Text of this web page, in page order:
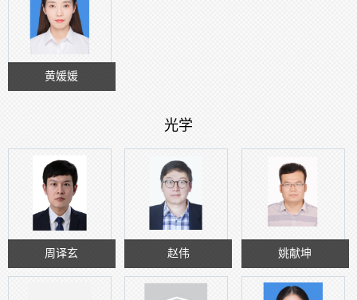
黄媛媛
光学
周译玄 赵伟 姚献坤